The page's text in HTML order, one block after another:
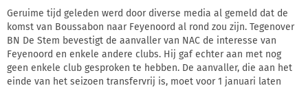
Geruime tijd geleden werd door diverse media al gemeld dat de
komst van Boussabon naar Feyenoord al rond zou zijn. Tegenover
BN De Stem bevestigt de aanvaller van NAC de interesse van
Feyenoord en enkele andere clubs. Hij gaf echter aan met nog
geen enkele club gesproken te hebben. De aanvaller, die aan het
einde van het seizoen transfervrij is, moet voor 1 januari laten